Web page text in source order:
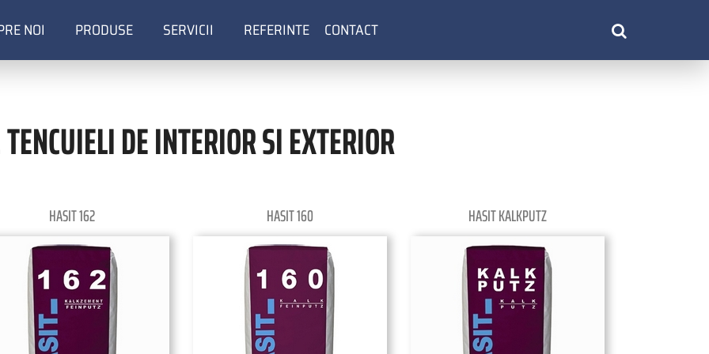
NOI PRODUSE SERVICII REFERINTE CONTACT
DE INTERIOR SI EXTERIOR
HASIT 162 HASIT 160 HASIT KALKPUTZ